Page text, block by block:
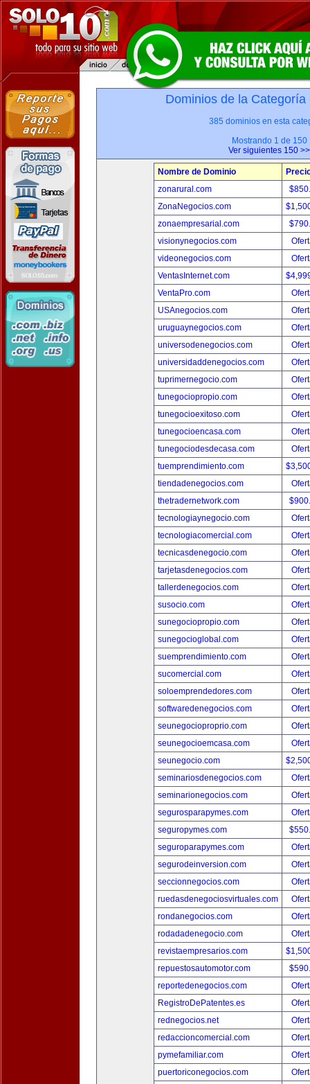
Dominios de la
385 dominios en esta
Mostrando 1 de 150
Ver siguientes 150 >>
Nombre de Dominio
zonarural.com
ZonaNegocios.com
zonaempresarial.com
visionynegocios.com
videonegocios.com
VentasInternet.com
VentaPro.com
USAnegocios.com
uruguaynegocios.com
universodenegocios.com
universidaddenegocios.com
tuprimernegocio.com
tunegociopropio.com
tunegocioexitoso.com
tunegocioencasa.com
tunegociodesdecasa.com
tuemprendimiento.com
tiendadenegocios.com
thetradernetwork.com
tecnologiaynegocio.com
tecnologiacomercial.com
tecnicasdenegocio.com
tarjetasdenegocios.com
tallerdenegocios.com
susocio.com
sunegociopropio.com
sunegocioglobal.com
suemprendimiento.com
sucomercial.com
soloemprendedores.com
softwaredenegocios.com
seunegocioproprio.com
seunegocioemcasa.com
seunegocio.com
seminariosdenegocios.com
seminarionegocios.com
segurosparapymes.com
seguropymes.com
seguroparapymes.com
segurodeinversion.com
seccionnegocios.com
ruedasdenegociosvirtuales.com
rondanegocios.com
rodadadenegocio.com
revistaempresarios.com
repuestosautomotor.com
reportedenegocios.com
RegistroDePatentes.es
rednegocios.net
redaccioncomercial.com
pymefamiliar.com
puertoriconegocios.com